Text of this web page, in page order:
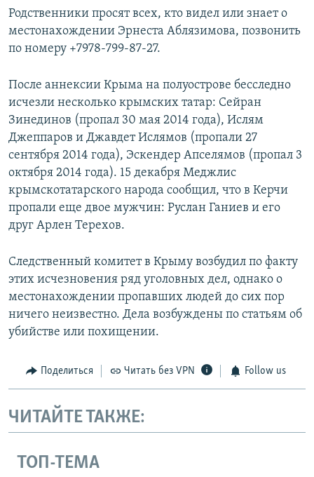
Родственники просят всех, кто видел или знает о
местонахождении Эрнеста Аблязимова, позвонить
по номеру +7978-799-87-27.
После аннексии Крыма на полуострове бесследно
исчезли несколько крымских татар: Сейран
Зинединов (пропал 30 мая 2014 года), Ислям
Джеппаров и Джавдет Ислямов (пропали 27
сентября 2014 года), Эскендер Апселямов (пропал 3
октября 2014 года). 15 декабря Меджлис
крымскотатарского народа сообщил, что в Керчи
пропали еще двое мужчин: Руслан Ганиев и его
друг Арлен Терехов.
Следственный комитет в Крыму возбудил по факту
этих исчезновения ряд уголовных дел, однако о
местонахождении пропавших людей до сих пор
ничего неизвестно. Дела возбуждены по статьям об
убийстве или похищении.
Поделиться Читать без VPN Follow us
ЧИТАЙТЕ ТАКЖЕ:
ТОП-ТЕМА